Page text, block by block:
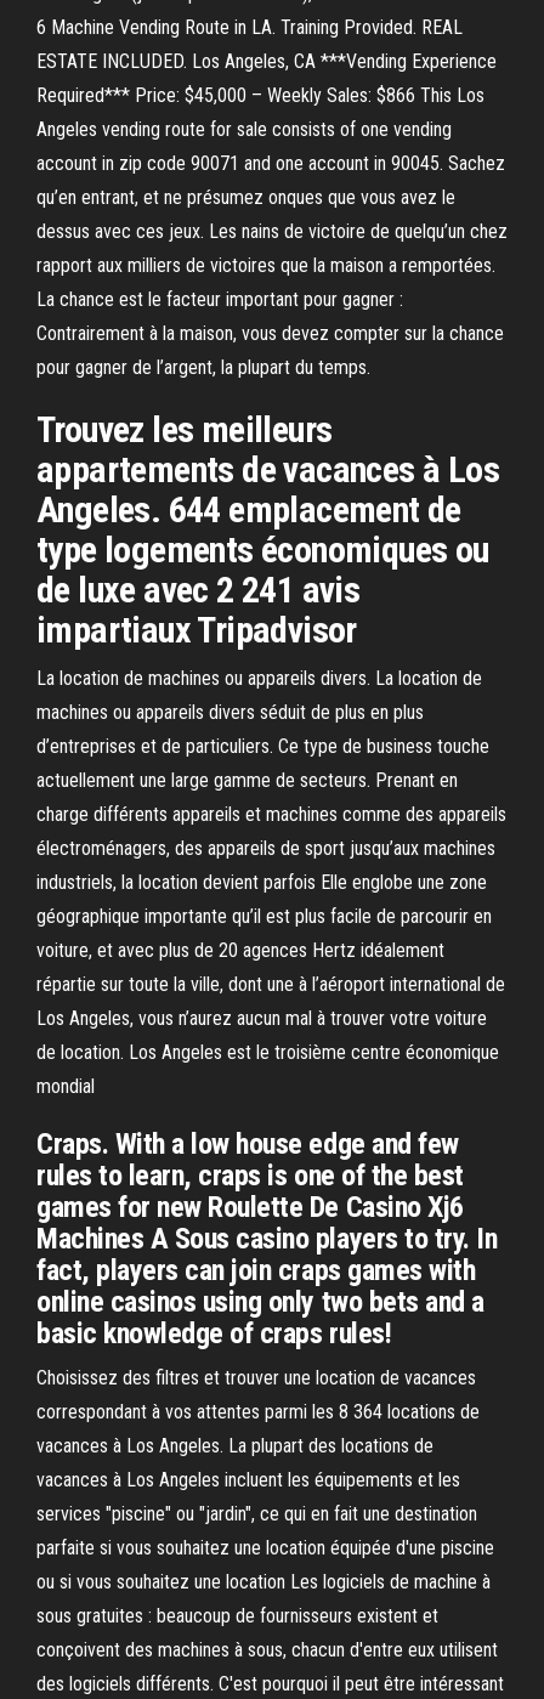
6 Machine Vending Route in LA. Training Provided. REAL
ESTATE INCLUDED. Los Angeles, CA ***Vending Experience
Required*** Price: $45,000 – Weekly Sales: $866 This Los
Angeles vending route for sale consists of one vending
account in zip code 90071 and one account in 90045. Sachez
qu’en entrant, et ne présumez onques que vous avez le
dessus avec ces jeux. Les nains de victoire de quelqu’un chez
rapport aux milliers de victoires que la maison a remportées.
La chance est le facteur important pour gagner :
Contrairement à la maison, vous devez compter sur la chance
pour gagner de l’argent, la plupart du temps.
Trouvez les meilleurs
appartements de vacances à Los
Angeles. 644 emplacement de
type logements économiques ou
de luxe avec 2 241 avis
impartiaux Tripadvisor
La location de machines ou appareils divers. La location de
machines ou appareils divers séduit de plus en plus
d’entreprises et de particuliers. Ce type de business touche
actuellement une large gamme de secteurs. Prenant en
charge différents appareils et machines comme des appareils
électroménagers, des appareils de sport jusqu’aux machines
industriels, la location devient parfois Elle englobe une zone
géographique importante qu’il est plus facile de parcourir en
voiture, et avec plus de 20 agences Hertz idéalement
répartie sur toute la ville, dont une à l’aéroport international de
Los Angeles, vous n’aurez aucun mal à trouver votre voiture
de location. Los Angeles est le troisième centre économique
mondial
Craps. With a low house edge and few
rules to learn, craps is one of the best
games for new Roulette De Casino Xj6
Machines A Sous casino players to try. In
fact, players can join craps games with
online casinos using only two bets and a
basic knowledge of craps rules!
Choisissez des filtres et trouver une location de vacances
correspondant à vos attentes parmi les 8 364 locations de
vacances à Los Angeles. La plupart des locations de
vacances à Los Angeles incluent les équipements et les
services "piscine" ou "jardin", ce qui en fait une destination
parfaite si vous souhaitez une location équipée d'une piscine
ou si vous souhaitez une location Les logiciels de machine à
sous gratuites : beaucoup de fournisseurs existent et
conçoivent des machines à sous, chacun d'entre eux utilisent
des logiciels différents. C'est pourquoi il peut être intéressant